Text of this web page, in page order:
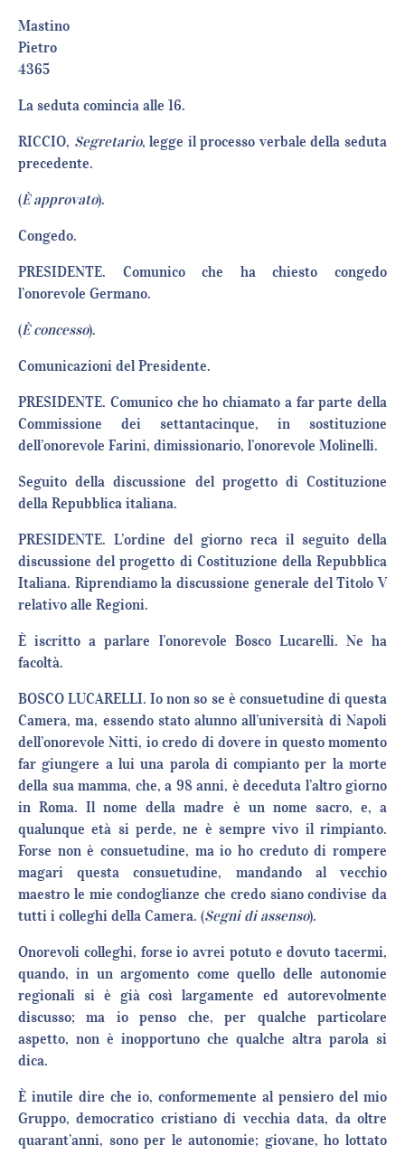
Mastino
Pietro
4365
La seduta comincia alle 16.
RICCIO, Segretario, legge il processo verbale della seduta
precedente.
(È approvato).
Congedo.
PRESIDENTE. Comunico che ha chiesto congedo
l’onorevole Germano.
(È concesso).
Comunicazioni del Presidente.
PRESIDENTE. Comunico che ho chiamato a far parte della
Commissione dei settantacinque, in sostituzione
dell’onorevole Farini, dimissionario, l’onorevole Molinelli.
Seguito della discussione del progetto di Costituzione
della Repubblica italiana.
PRESIDENTE. L’ordine del giorno reca il seguito della
discussione del progetto di Costituzione della Repubblica
Italiana. Riprendiamo la discussione generale del Titolo V
relativo alle Regioni.
È iscritto a parlare l’onorevole Bosco Lucarelli. Ne ha
facoltà.
BOSCO LUCARELLI. Io non so se è consuetudine di questa
Camera, ma, essendo stato alunno all’università di Napoli
dell’onorevole Nitti, io credo di dovere in questo momento
far giungere a lui una parola di compianto per la morte
della sua mamma, che, a 98 anni, è deceduta l’altro giorno
in Roma. Il nome della madre è un nome sacro, e, a
qualunque età si perde, ne è sempre vivo il rimpianto.
Forse non è consuetudine, ma io ho creduto di rompere
magari questa consuetudine, mandando al vecchio
maestro le mie condoglianze che credo siano condivise da
tutti i colleghi della Camera. (Segni di assenso).
Onorevoli colleghi, forse io avrei potuto e dovuto tacermi,
quando, in un argomento come quello delle autonomie
regionali si è già così largamente ed autorevolmente
discusso; ma io penso che, per qualche particolare
aspetto, non è inopportuno che qualche altra parola si
dica.
È inutile dire che io, conformemente al pensiero del mio
Gruppo, democratico cristiano di vecchia data, da oltre
quarant’anni, sono per le autonomie; giovane, ho lottato